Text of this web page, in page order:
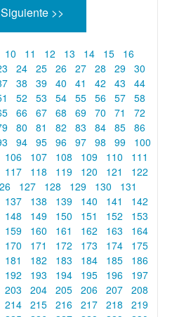
Siguiente >>
10 11 12 13 14 15
16
24 25 26 27 28 29 30
38 39 40 41 42 43
44
52 53 54 55 56 57 58
66 67 68 69 70 71
72
80 81 82 83 84 85 86
94 95 96 97 98 99
100
106 107 108 109 110
111
117 118 119 120 121
122
127 128 129 130
131
137 138 139 140 141
142
148 149 150 151 152
153
159 160 161 162 163
164
170 171 172 173 174
175
181 182 183 184 185
186
192 193 194 195 196
197
203 204 205 206 207 208
214 215 216 217 218
219